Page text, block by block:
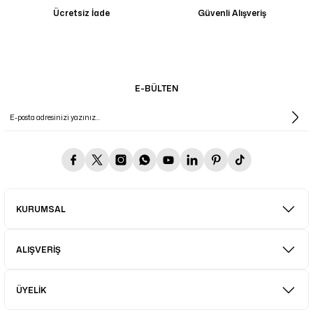
Ücretsiz İade Güvenli Alışveriş
E-BÜLTEN
KURUMSAL
ALIŞVERİŞ
ÜYELİK